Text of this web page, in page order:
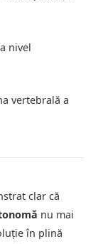
nivel
vertebrală a
clar că
nu mai
în plină